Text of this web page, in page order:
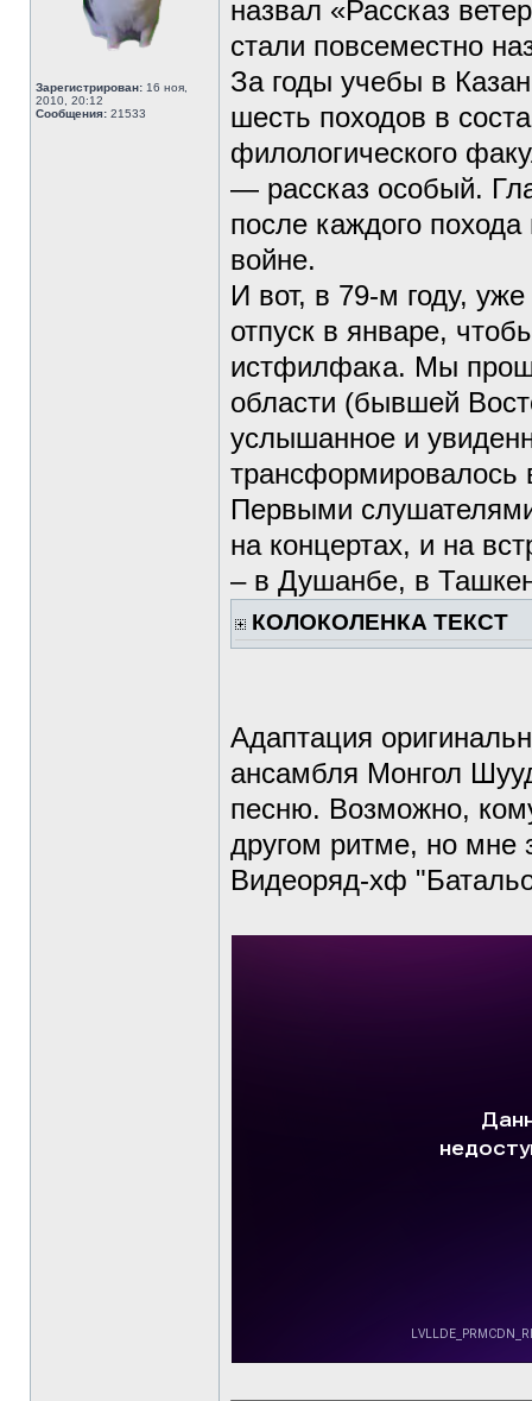
Зарегистрирован: 16 ноя,
2010, 20:12
Сообщения: 21533
назвал «Рассказ
стали повсеместно
За годы учебы в
шесть походов в
филологического
— рассказ особый.
после каждого
войне.
И вот, в 79-м году,
отпуск в январе,
истфилфака. Мы
области (бывшей
услышанное и
трансформировалось
Первыми
на концертах, и на
– в Душанбе, в
КОЛОКОЛЕНКА ТЕКСТ
Адаптация
ансамбля Монгол
песню. Возможно,
другом ритме, но мне
Видеоряд-хф